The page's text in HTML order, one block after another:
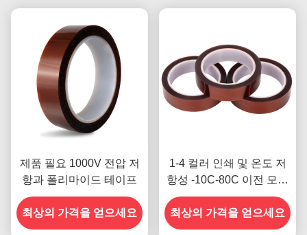
제품 필요 1000V 전압 저
항과 폴리마이드 테이프
최상의 가격을 얻으세요
1-4 컬러 인쇄 및 온도 저
항성 -10C-80C 이전 모델
의 신용 카드 결제 방법
최상의 가격을 얻으세요